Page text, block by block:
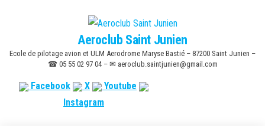
content
Aeroclub Saint Junien
Ecole de pilotage avion et ULM Aerodrome Maryse Bastié – 87200 Saint Junien –
☎ 05 55 02 97 04 – ✉ aeroclub.saintjunien@gmail.com
Facebook X
Youtube
Instagram